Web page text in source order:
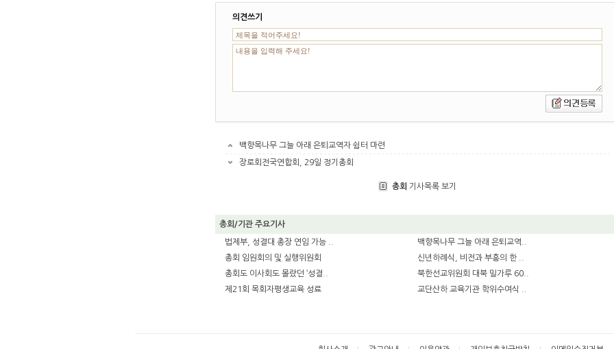
의견쓰기
백향목나무 그늘 아래 은퇴교역자 쉼터 마련
장로회전국연합회, 29일 정기총회
총회 기사목록 보기
총회/기관 주요기사
법제부, 성결대 총장 연임 가능 ..
백향목나무 그늘 아래 은퇴교역..
총회 임원회의 및 실행위원회
신년하례식, 비전과 부흥의 한 ..
총회도 이사회도 몰랐던 ‘성결..
북한선교위원회 대북 밀가루 60..
제21회 목회자평생교육 성료
교단산하 교육기관 학위수여식 ..